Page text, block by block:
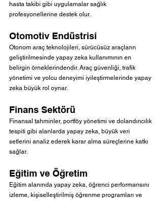
hasta takibi gibi uygulamalar sağlık
profesyonellerine destek olur.
Otomotiv Endüstrisi
Otonom araç teknolojileri, sürücüsüz araçların
geliştirilmesinde yapay zeka kullanımının en
belirgin örneklerindendir. Araç güvenliği, trafik
yönetimi ve yolcu deneyimi iyileştirmelerinde yapay
zeka büyük rol oynar.
Finans Sektörü
Finansal tahminler, portföy yönetimi ve dolandırıcılık
tespiti gibi alanlarda yapay zeka, büyük veri
setlerini analiz ederek karar alma süreçlerine katkı
sağlar.
Eğitim ve Öğretim
Eğitim alanında yapay zeka, öğrenci performansını
izleme, kişiselleştirilmiş öğrenme programları ve